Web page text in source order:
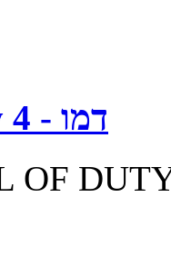
Call Of Duty 4 - דמו